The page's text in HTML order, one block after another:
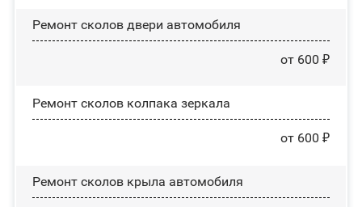
Ремонт сколов двери автомобиля
от 600 ₽
Ремонт сколов колпака зеркала
от 600 ₽
Ремонт сколов крыла автомобиля